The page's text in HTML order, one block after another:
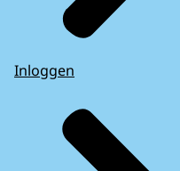
Inloggen